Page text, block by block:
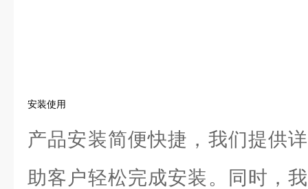
安装使用
产品安装简便快捷，我们提供
助客户轻松完成安装。同时，